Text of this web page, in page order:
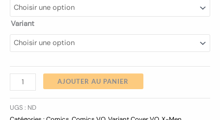
Variant
AJOUTER AU PANIER
UGS : ND